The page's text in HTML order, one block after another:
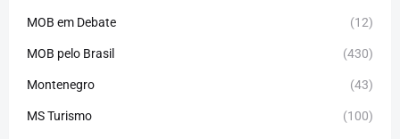
MOB em Debate (12)
MOB pelo Brasil (430)
Montenegro (43)
MS Turismo (100)